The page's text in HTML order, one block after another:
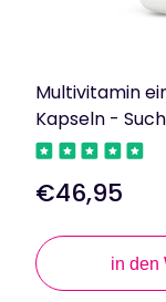
Multivitamin
Kapseln -
Regulärer
€46,95
in den